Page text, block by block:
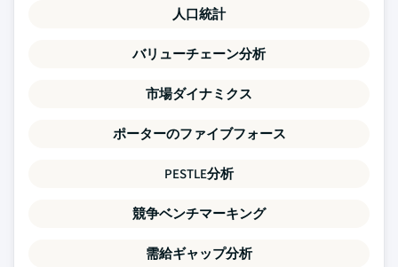
人口統計
バリューチェーン分析
市場ダイナミクス
ポーターのファイブフォース
PESTLE分析
競争ベンチマーキング
需給ギャップ分析